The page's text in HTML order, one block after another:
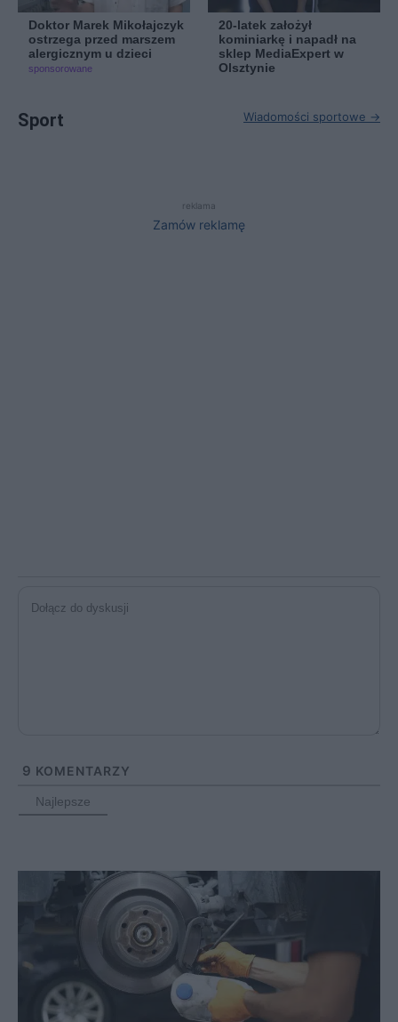
Doktor Marek Mikołajczyk
ostrzega przed marszem
alergicznym u dzieci
sponsorowane
20-latek założył
kominiarkę i napadł na
sklep MediaExpert w
Olsztynie
Sport Wiadomości sportowe →
reklama
Zamów reklamę
9 KOMENTARZY
Najlepsze